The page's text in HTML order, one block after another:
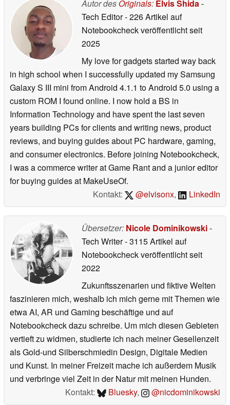
Autor des Originals: Elvis Shida-
Tech Editor- 226 Artikel auf
Notebookcheck veröffentlichtseit
2025
My love for gadgets started way back
in high school when I successfully updated my Samsung
Galaxy S III mini from Android 4.1.1 to Android 5.0 using a
custom ROM I found online. I now hold a BS in
Information Technology and have spent the last seven
years building PCs for clients and writing news, product
reviews, and buying guides about PC hardware, gaming,
and consumer electronics. Before joining Notebookcheck,
I was a commerce writer at Game Rant and a junior editor
for buying guides at MakeUseOf.
Kontakt:
@elvisonx, LinkedIn
Übersetzer: Nicole Dominikowski-
Tech Writer- 3115 Artikel auf
Notebookcheck veröffentlichtseit
2022
Zukunftsszenarien und fiktive Welten
faszinieren mich, weshalb ich mich gerne mit Themen wie
etwa AI, AR und Gaming beschäftige und auf
Notebookcheck dazu schreibe. Um mich diesen Gebieten
vertieft zu widmen, studierte ich nach meiner Gesellenzeit
als Gold-und Silberschmiedin Design, Digitale Medien
und Kunst. In meiner Freizeit mache ich außerdem Musik
und verbringe viel Zeit in der Natur mit meinen Hunden.
Kontakt:
Bluesky, @nicdominikowski